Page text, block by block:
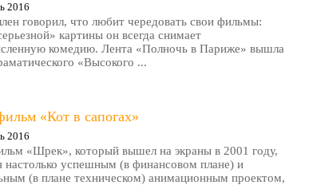
2016
говорил, что любит чередовать свои фильмы:
картины он всегда снимает
комедию. Лента «Полночь в Париже» вышла
«Высокого ...
«Кот в сапогах»
2016
«Шрек», который вышел на экраны в 2001 году,
настолько успешным (в финансовом плане) и
(в плане техническом) анимационным проектом,